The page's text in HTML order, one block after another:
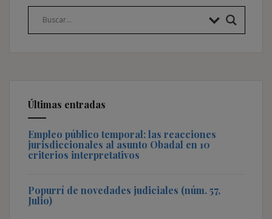
Últimas entradas
Empleo público temporal: las reacciones
jurisdiccionales al asunto Obadal en 10
criterios interpretativos
Popurrí de novedades judiciales (núm. 57,
Julio)